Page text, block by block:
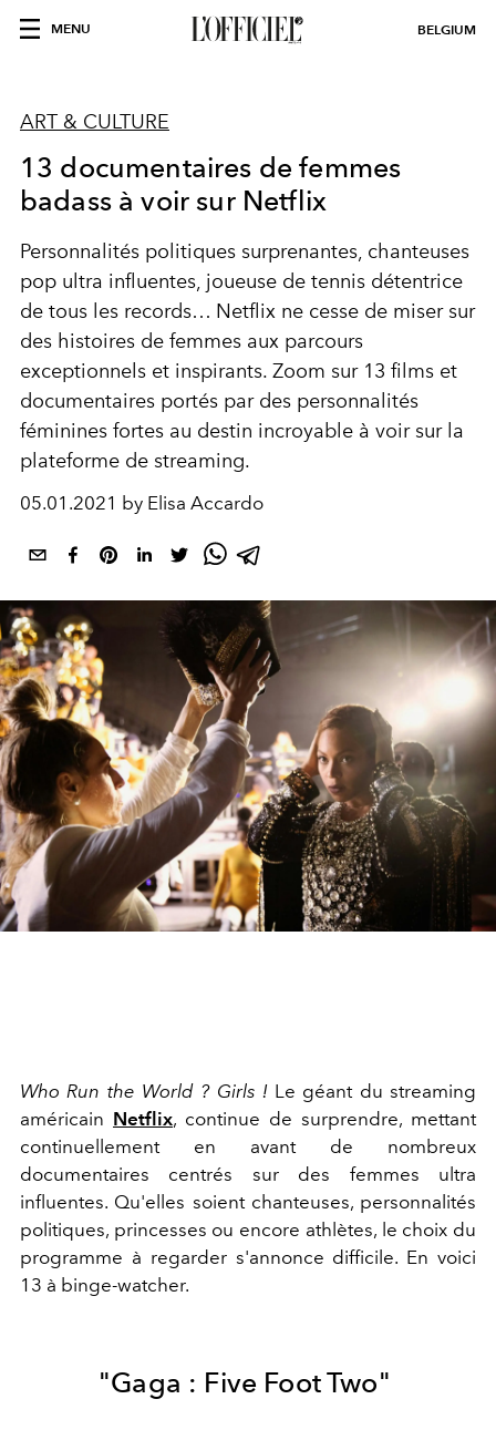
MENU BELGIUM
ART & CULTURE
13 documentaires de femmes
badass à voir sur Netflix
Personnalités politiques surprenantes, chanteuses
pop ultra influentes, joueuse de tennis détentrice
de tous les records… Netflix ne cesse de miser sur
des histoires de femmes aux parcours
exceptionnels et inspirants. Zoom sur 13 films et
documentaires portés par des personnalités
féminines fortes au destin incroyable à voir sur la
plateforme de streaming.
05.01.2021 by Elisa Accardo
Who Run the World ? Girls ! Le géant du streaming
américain Netflix, continue de surprendre, mettant
continuellement en avant de nombreux
documentaires centrés sur des femmes ultra
influentes. Qu'elles soient chanteuses, personnalités
politiques, princesses ou encore athlètes, le choix du
programme à regarder s'annonce difficile. En voici
13 à binge-watcher.
"Gaga : Five Foot Two"